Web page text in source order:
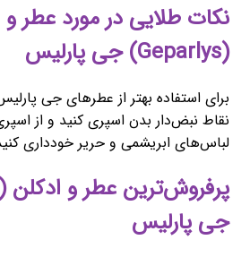
نکات طلایی در مورد عطر و
(Geparlys) جی پارلیس
برای استفاده بهتر از عطرهای جی
نقاط نبض‌دار بدن اسپری کنید و از
لباس‌های ابریشمی و حریر خودداری
جی پارلیس